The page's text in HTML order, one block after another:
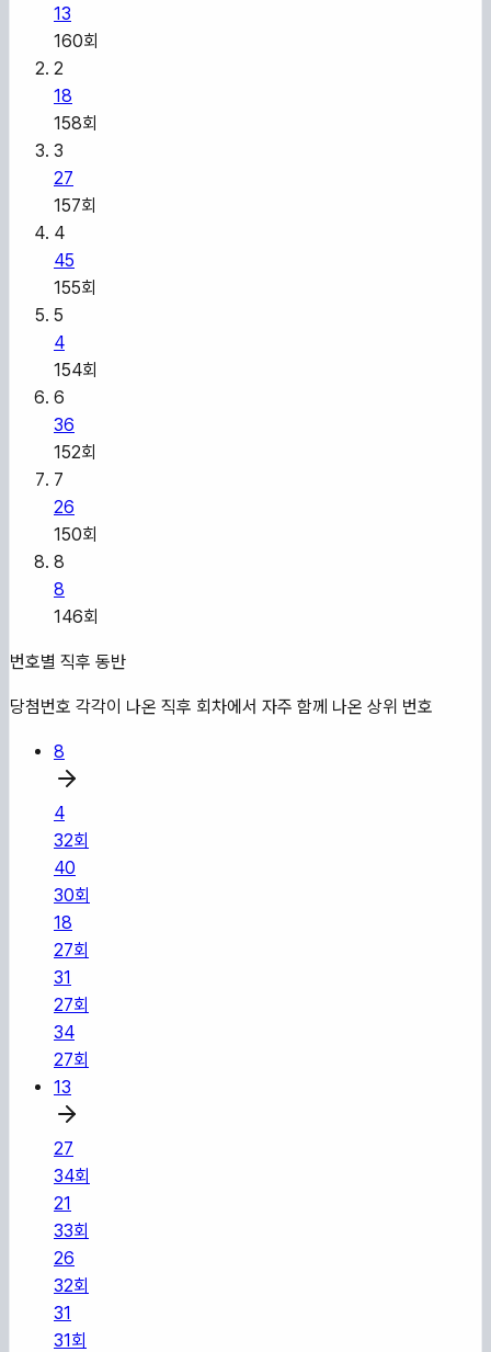
13
160회
2
18
158회
3
27
157회
4
45
155회
5
4
154회
6
36
152회
7
26
150회
8
8
146회
번호별 직후 동반
당첨번호 각각이 나온 직후 회차에서 자주 함께 나온 상위 번호
8
4
32회
40
30회
18
27회
31
27회
34
27회
13
27
34회
21
33회
26
32회
31
31회